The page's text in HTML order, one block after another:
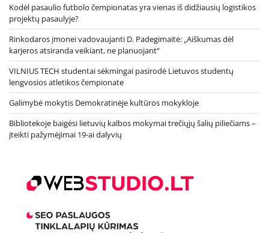
Kodėl pasaulio futbolo čempionatas yra vienas iš didžiausių logistikos
projektų pasaulyje?
Rinkodaros įmonei vadovaujanti D. Padegimaitė: „Aiškumas dėl
karjeros atsiranda veikiant, ne planuojant“
VILNIUS TECH studentai sėkmingai pasirodė Lietuvos studentų
lengvosios atletikos čempionate
Galimybė mokytis Demokratinėje kultūros mokykloje
Bibliotekoje baigėsi lietuvių kalbos mokymai trečiųjų šalių piliečiams –
įteikti pažymėjimai 19-ai dalyvių